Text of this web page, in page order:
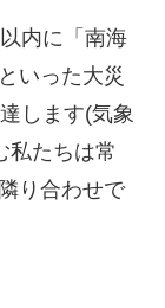
内に「南海
いった大災
します(気象
私たちは常
り合わせで